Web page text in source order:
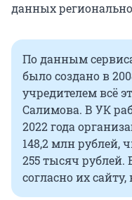
данных
По данным
было создано в
учредителем всё
Салимова. В УК
2022 года
148,2 млн рублей,
255 тысяч
согласно их